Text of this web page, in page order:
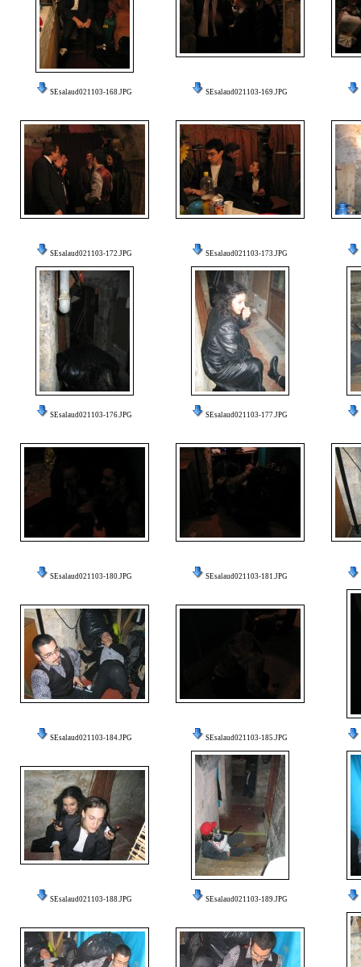
SEsalaud021103-168.JPG SEsalaud021103-169.JPG
SEsalaud021103-172.JPG SEsalaud021103-173.JPG
SEsalaud021103-176.JPG SEsalaud021103-177.JPG
SEsalaud021103-180.JPG SEsalaud021103-181.JPG
SEsalaud021103-184.JPG SEsalaud021103-185.JPG
SEsalaud021103-188.JPG SEsalaud021103-189.JPG